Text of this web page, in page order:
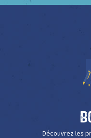
Découvrez les